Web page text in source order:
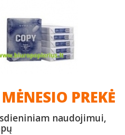
PREKĖ
naudojimui,